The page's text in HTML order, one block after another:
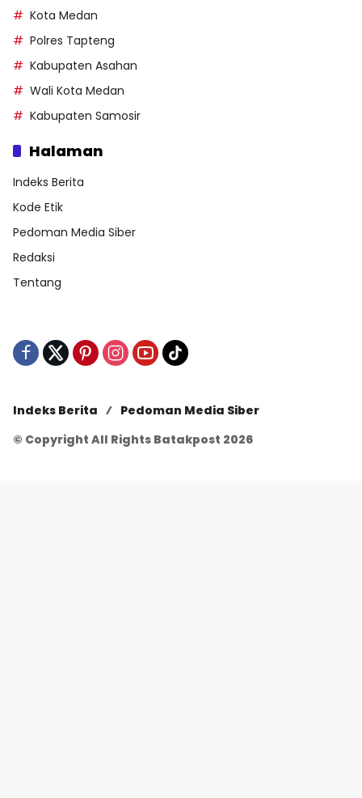
Kota Medan
Polres Tapteng
Kabupaten Asahan
Wali Kota Medan
Kabupaten Samosir
Halaman
Indeks Berita
Kode Etik
Pedoman Media Siber
Redaksi
Tentang
Indeks Berita
Pedoman Media Siber
© Copyright All Rights Batakpost 2026